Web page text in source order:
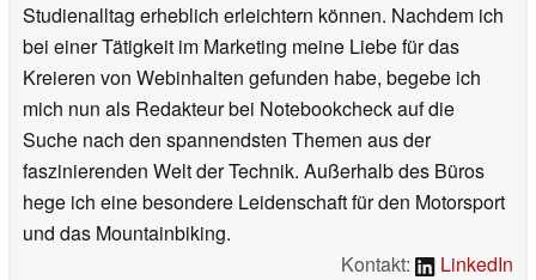
Studienalltag erheblich erleichtern können. Nachdem ich
bei einer Tätigkeit im Marketing meine Liebe für das
Kreieren von Webinhalten gefunden habe, begebe ich
mich nun als Redakteur bei Notebookcheck auf die
Suche nach den spannendsten Themen aus der
faszinierenden Welt der Technik. Außerhalb des Büros
hege ich eine besondere Leidenschaft für den Motorsport
und das Mountainbiking.
Kontakt:
LinkedIn